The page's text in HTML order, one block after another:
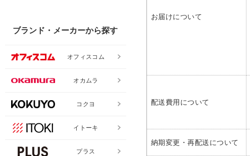
お届けについて
配送費用について
納期変更・再配送について
ブランド・メーカーから探す
オフィスコム
オカムラ
コクヨ
イトーキ
プラス